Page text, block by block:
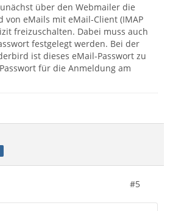
über den Webmailer die
von eMails mit eMail-Client (IMAP
freizuschalten. Dabei muss auch
festgelegt werden. Bei der
ist dieses eMail-Passwort zu
für die Anmeldung am
#5